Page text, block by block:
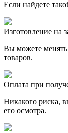
Если найдете
Изготовление на
Вы можете
товаров.
Оплата при
Никакого риска,
его осмотра.